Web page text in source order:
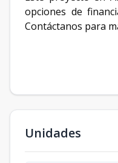
opciones de
Contáctanos para
Unidades